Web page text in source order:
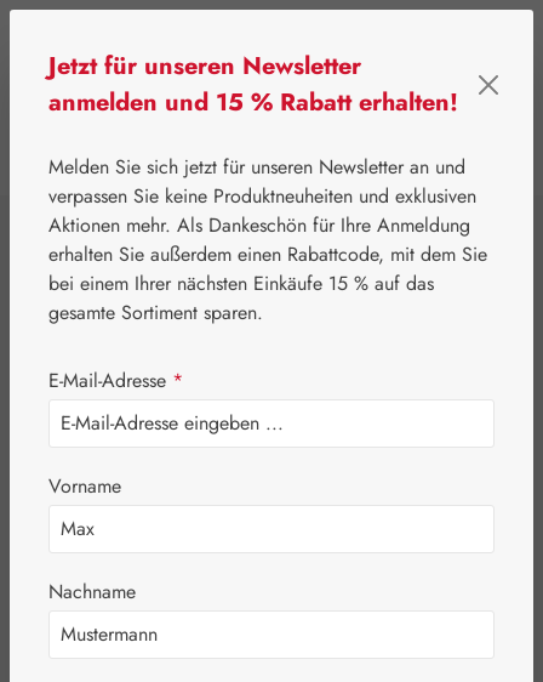
⌂ Gall Pharma Beauty & Pflege
Melkfett
Bildergalerie überspringen
Jetzt für unseren Newsletter
anmelden und 15 % Rabatt erhalten!
Melden Sie sich jetzt für unseren Newsletter an und
verpassen Sie keine Produktneuheiten und exklusiven
Aktionen mehr. Als Dankeschön für Ihre Anmeldung
erhalten Sie außerdem einen Rabattcode, mit dem Sie
bei einem Ihrer nächsten Einkäufe 15 % auf das
gesamte Sortiment sparen.
E-Mail-Adresse *
Vorname
Nachname